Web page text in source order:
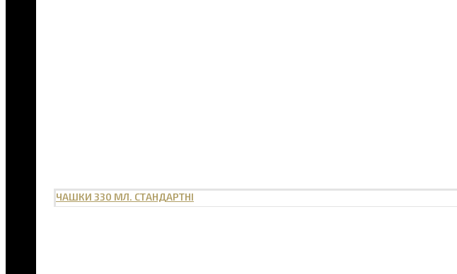
ЧАШКИ 330 МЛ. СТАНДАРТНІ